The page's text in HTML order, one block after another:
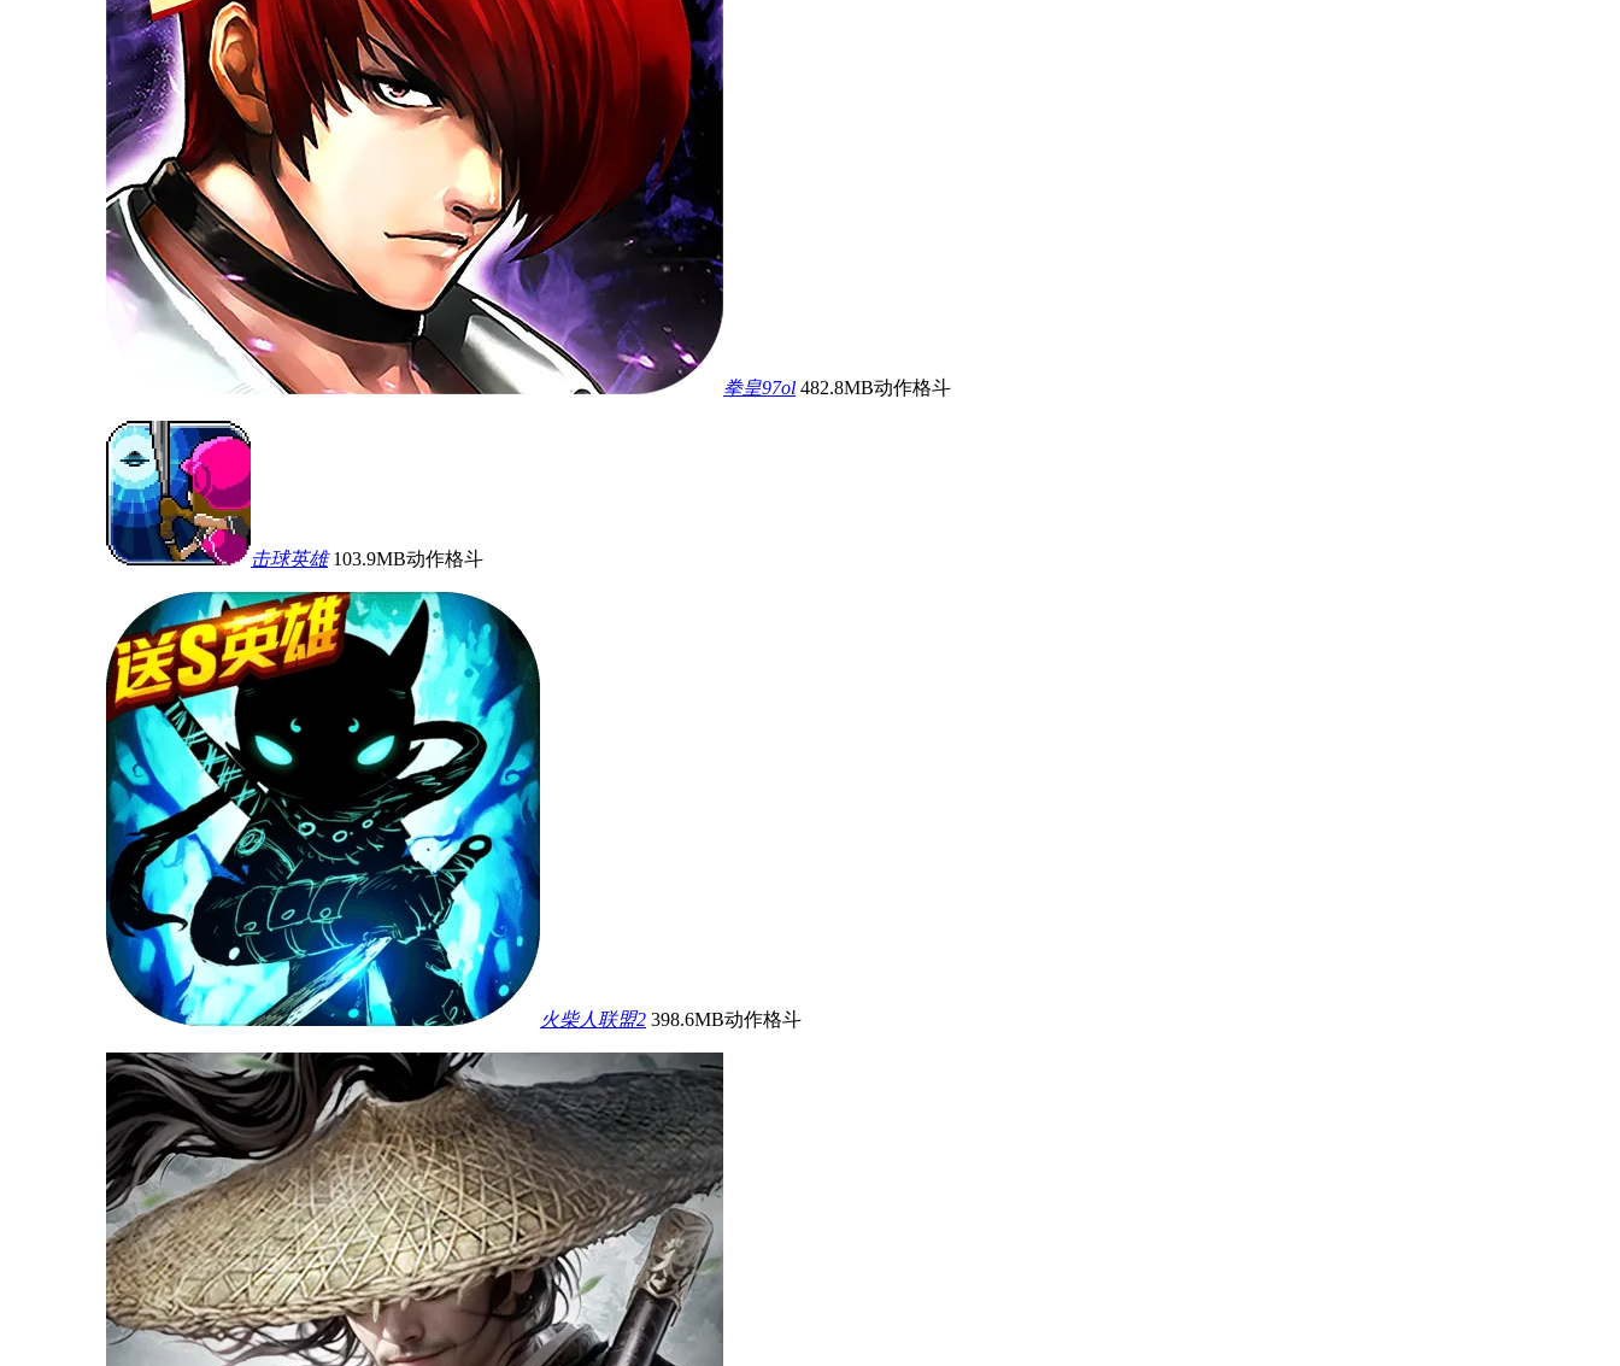
拳皇97ol 482.8MB动作格斗
击球英雄 103.9MB动作格斗
火柴人联盟2 398.6MB动作格斗